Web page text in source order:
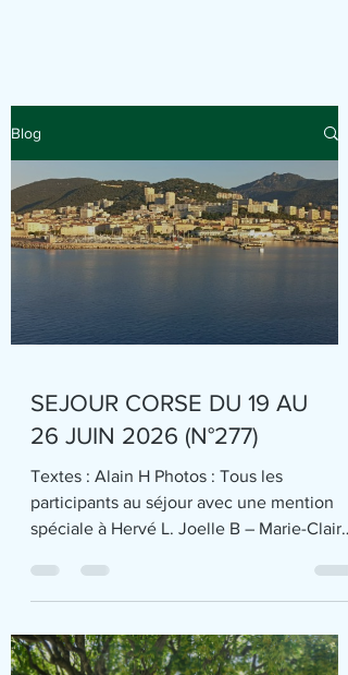
Blog
SEJOUR CORSE DU 19 AU
26 JUIN 2026 (N°277)
Textes : Alain H Photos : Tous les
participants au séjour avec une mention
spéciale à Hervé L. Joelle B – Marie-Claire
Alain H – Maryvonne H – Annie J – Hervé
L - Grégoire M – Françoise R - Alain S -
Jocelyne T Publication : Pierre L Notre
séjour de randonnée itinérant « De la